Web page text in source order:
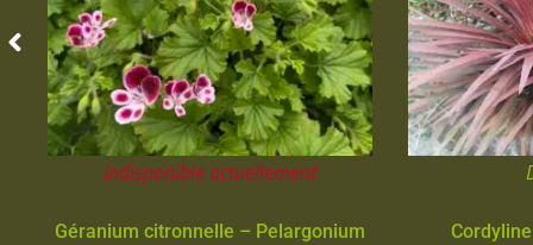
Indisponible actuellement
Géranium citronnelle – Pelargonium